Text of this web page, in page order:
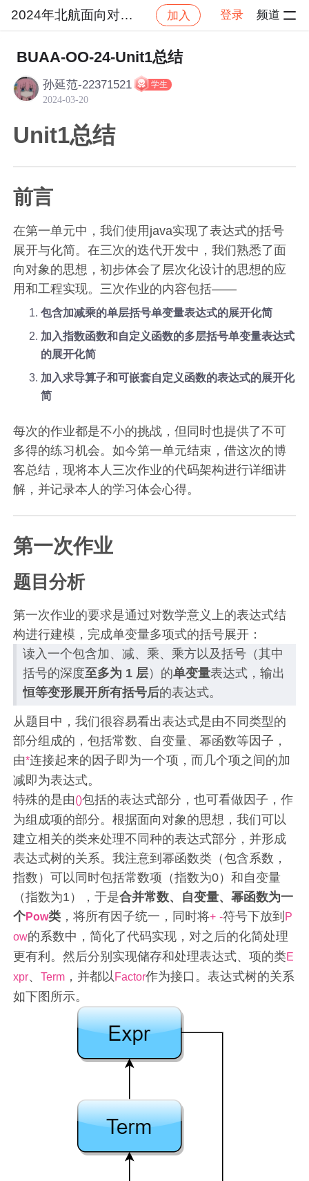
2024年北航面向对象设计与构造 加入 登录 频道
社区 2024年北航面向对象设计与构造
BUAA-OO-24-Unit1总结
孙延范-22371521 学生
2024-03-20
Unit1总结
前言
在第一单元中，我们使用java实现了表达式的括号
展开与化简。在三次的迭代开发中，我们熟悉了面
向对象的思想，初步体会了层次化设计的思想的应
用和工程实现。三次作业的内容包括——
包含加减乘的单层括号单变量表达式的展开化简
加入指数函数和自定义函数的多层括号单变量表达式
的展开化简
加入求导算子和可嵌套自定义函数的表达式的展开化
简
每次的作业都是不小的挑战，但同时也提供了不可
多得的练习机会。如今第一单元结束，借这次的博
客总结，现将本人三次作业的代码架构进行详细讲
解，并记录本人的学习体会心得。
第一次作业
题目分析
第一次作业的要求是通过对数学意义上的表达式结
构进行建模，完成单变量多项式的括号展开：
读入一个包含加、减、乘、乘方以及括号（其中
括号的深度至多为 1 层）的单变量表达式，输出
恒等变形展开所有括号后的表达式。
从题目中，我们很容易看出表达式是由不同类型的
部分组成的，包括常数、自变量、幂函数等因子，
由*连接起来的因子即为一个项，而几个项之间的加
减即为表达式。
特殊的是由()包括的表达式部分，也可看做因子，作
为组成项的部分。根据面向对象的思想，我们可以
建立相关的类来处理不同种的表达式部分，并形成
表达式树的关系。我注意到幂函数类（包含系数，
指数）可以同时包括常数项（指数为0）和自变量
（指数为1），于是合并常数、自变量、幂函数为一
个Pow类 ，将所有因子统一，同时将+ -符号下放到 P
ow的系数中，简化了代码实现，对之后的化简处理
更有利。然后分别实现储存和处理表达式、项的类E
xpr、Term ，并都以Factor作为接口。表达式树的关系
如下图所示。